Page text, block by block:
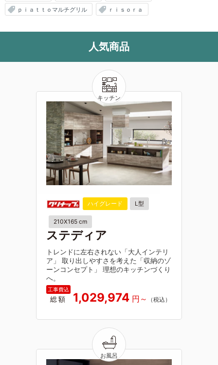
ｐｉａｔｔｏマルチグリル
ｒｉｓｏｒａ
人気商品
ハイグレード L型
210X165 cm
ステディア
トレンドに左右されない「大人インテリ
ア」 取り出しやすさを考えた「収納のゾ
ーンコンセプト」 理想のキッチンづくり
へ。
総額 1,029,974